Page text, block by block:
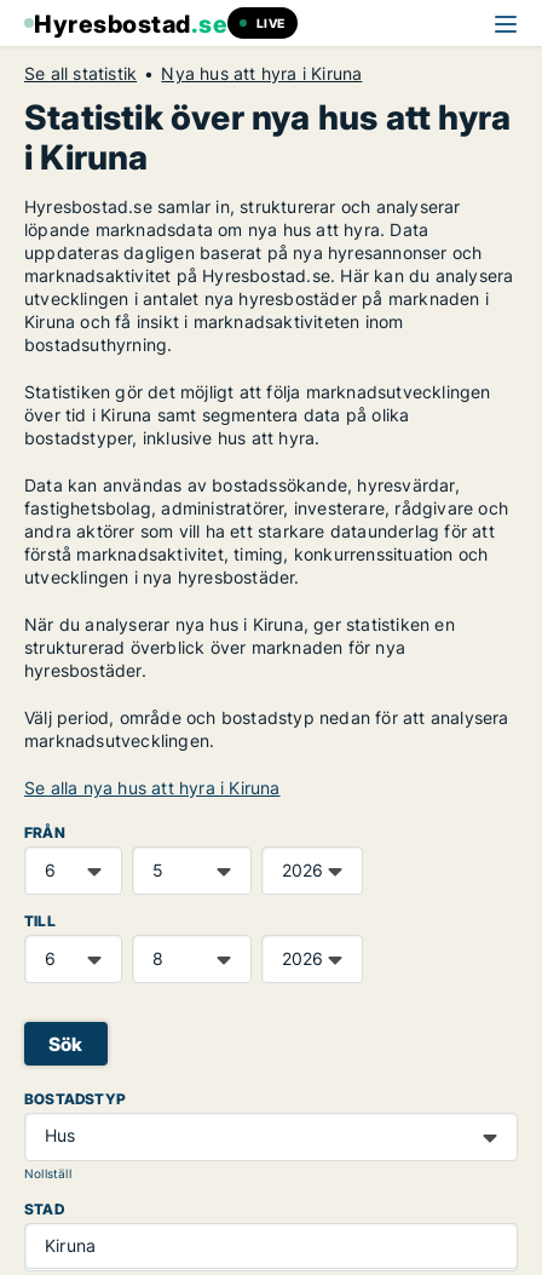
Hyresbostad.se LIVE
Se all statistik Nya hus att hyra i Kiruna
Statistik över nya hus att hyra
i Kiruna
Hyresbostad.se samlar in, strukturerar och analyserar
löpande marknadsdata om nya hus att hyra. Data
uppdateras dagligen baserat på nya hyresannonser och
marknadsaktivitet på Hyresbostad.se. Här kan du analysera
utvecklingen i antalet nya hyresbostäder på marknaden i
Kiruna och få insikt i marknadsaktiviteten inom
bostadsuthyrning.
Statistiken gör det möjligt att följa marknadsutvecklingen
över tid i Kiruna samt segmentera data på olika
bostadstyper, inklusive hus att hyra.
Data kan användas av bostadssökande, hyresvärdar,
fastighetsbolag, administratörer, investerare, rådgivare och
andra aktörer som vill ha ett starkare dataunderlag för att
förstå marknadsaktivitet, timing, konkurrenssituation och
utvecklingen i nya hyresbostäder.
När du analyserar nya hus i Kiruna, ger statistiken en
strukturerad överblick över marknaden för nya
hyresbostäder.
Välj period, område och bostadstyp nedan för att analysera
marknadsutvecklingen.
Se alla nya hus att hyra i Kiruna
FRÅN
TILL
Sök
BOSTADSTYP
Hus
Nollställ
STAD
Kiruna